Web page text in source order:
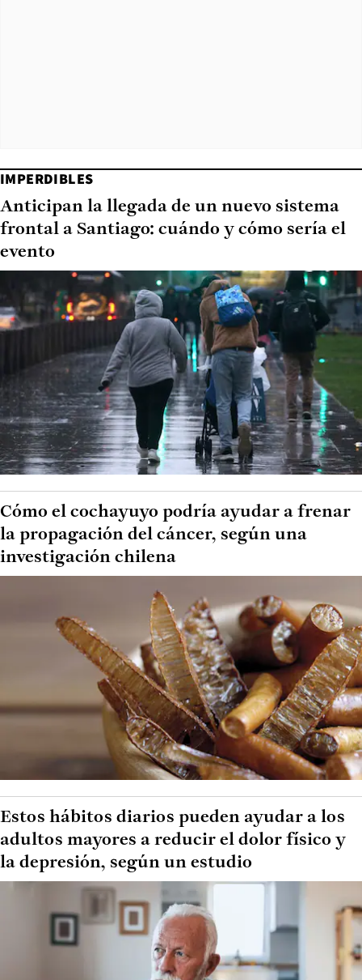
IMPERDIBLES
Anticipan la llegada de un nuevo sistema
frontal a Santiago: cuándo y cómo sería el
evento
Cómo el cochayuyo podría ayudar a frenar
la propagación del cáncer, según una
investigación chilena
Estos hábitos diarios pueden ayudar a los
adultos mayores a reducir el dolor físico y
la depresión, según un estudio